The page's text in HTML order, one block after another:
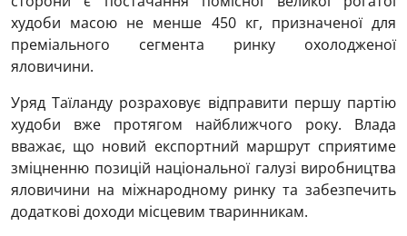
худоби масою не менше 450 кг, призначеної для
преміального сегмента ринку охолодженої
яловичини.
Уряд Таїланду розраховує відправити першу партію
худоби вже протягом найближчого року. Влада
вважає, що новий експортний маршрут сприятиме
зміцненню позицій національної галузі виробництва
яловичини на міжнародному ринку та забезпечить
додаткові доходи місцевим тваринникам.